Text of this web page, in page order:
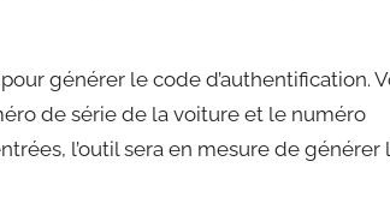
générer le code d’authentification.
de série de la voiture et le numéro
l’outil sera en mesure de générer